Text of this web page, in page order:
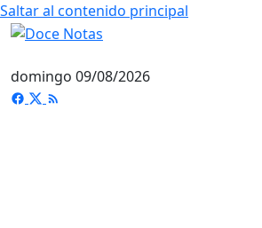
Saltar al contenido principal
domingo 09/08/2026